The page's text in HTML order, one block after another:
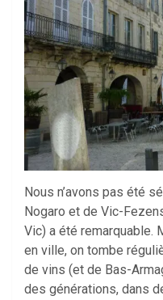
Nous n’avons pas été
Nogaro et de Vic-
Vic) a été remarquable.
en ville, on tombe
de vins (et de Bas-
des générations, dans